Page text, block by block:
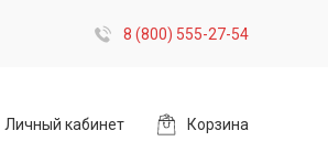
8 (800) 555-27-54
Личный кабинет Корзина